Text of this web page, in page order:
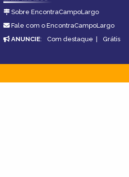
Sobre EncontraCampoLargo
Fale com o EncontraCampoLargo
ANUNCIE: Com destaque | Grátis